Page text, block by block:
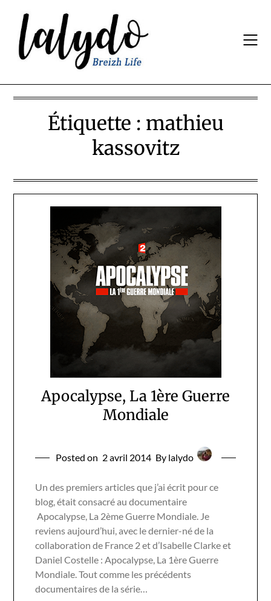
content
Étiquette : mathieu
kassovitz
Apocalypse, La 1ère Guerre
Mondiale
Posted on 2 avril 2014 By lalydo
Un des premiers articles que j’ai écrit pour ce
blog, était consacré au documentaire
Apocalypse, La 2ème Guerre Mondiale. Je
reviens aujourd’hui, avec le dernier-né de la
collaboration de France 2 et d’Isabelle Clarke et
Daniel Costelle : Apocalypse, La 1ère Guerre
Mondiale. Tout comme les précédents
documentaires de la série…